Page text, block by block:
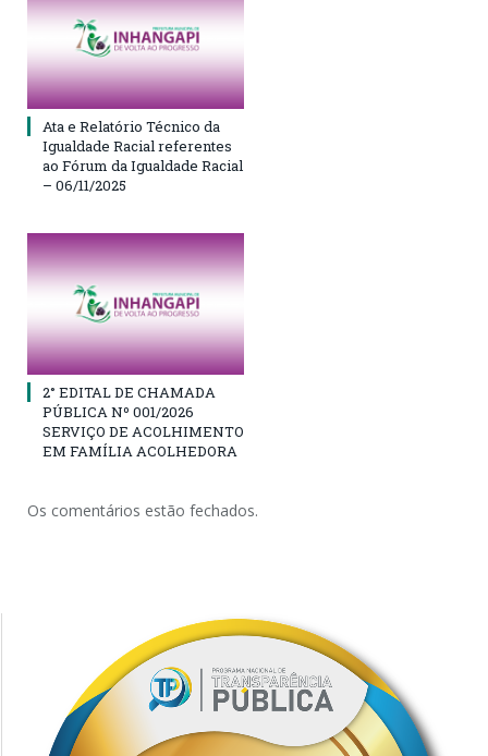
Ata e Relatório Técnico da
Igualdade Racial referentes
ao Fórum da Igualdade Racial
– 06/11/2025
2° EDITAL DE CHAMADA
PÚBLICA Nº 001/2026
SERVIÇO DE ACOLHIMENTO
EM FAMÍLIA ACOLHEDORA
Os comentários estão fechados.